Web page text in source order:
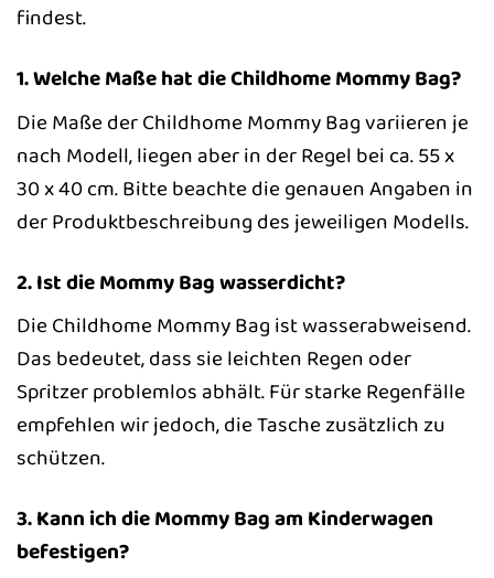
findest.
1. Welche Maße hat die Childhome Mommy Bag?
Die Maße der Childhome Mommy Bag variieren je
nach Modell, liegen aber in der Regel bei ca. 55 x
30 x 40 cm. Bitte beachte die genauen Angaben in
der Produktbeschreibung des jeweiligen Modells.
2. Ist die Mommy Bag wasserdicht?
Die Childhome Mommy Bag ist wasserabweisend.
Das bedeutet, dass sie leichten Regen oder
Spritzer problemlos abhält. Für starke Regenfälle
empfehlen wir jedoch, die Tasche zusätzlich zu
schützen.
3. Kann ich die Mommy Bag am Kinderwagen
befestigen?